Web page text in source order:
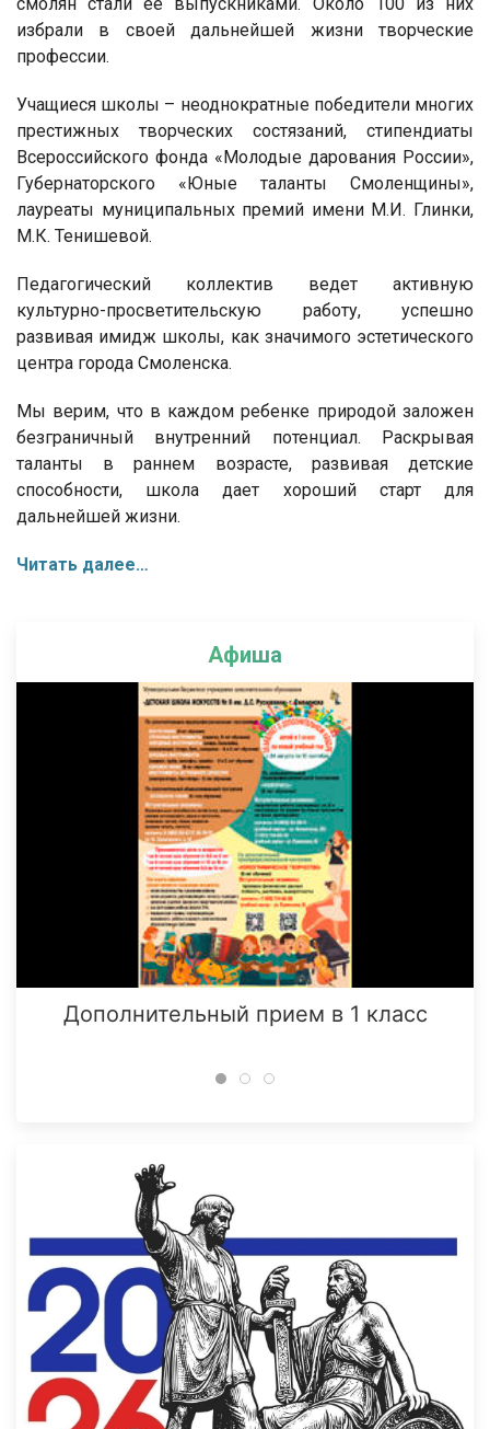
Афиша
Дополнительный прием в 1 класс
смолян стали ее выпускниками. Около 100 из них
избрали в своей дальнейшей жизни творческие
профессии.
Учащиеся школы – неоднократные победители многих
престижных творческих состязаний, стипендиаты
Всероссийского фонда «Молодые дарования России»,
Губернаторского «Юные таланты Смоленщины»,
лауреаты муниципальных премий имени М.И. Глинки,
М.К. Тенишевой.
Педагогический коллектив ведет активную
культурно-просветительскую работу, успешно
развивая имидж школы, как значимого эстетического
центра города Смоленска.
Мы верим, что в каждом ребенке природой заложен
безграничный внутренний потенциал. Раскрывая
таланты в раннем возрасте, развивая детские
способности, школа дает хороший старт для
дальнейшей жизни.
Читать далее…